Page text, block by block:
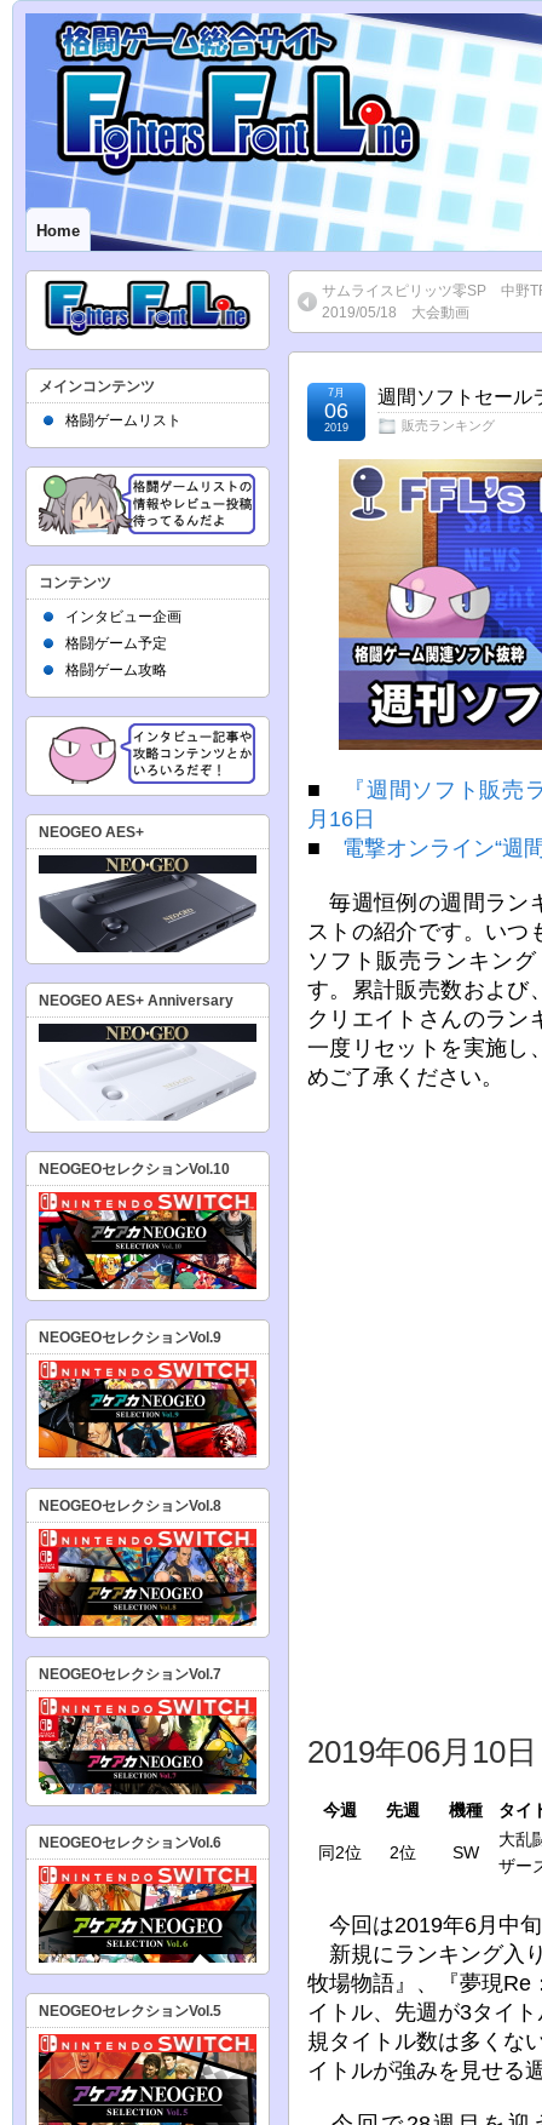
Home
サムライスピリッツ零SP 中
2019/05/18 大会動画
週間ソフトセール
販売ランキング
7月
06
2019
■
『週間ソフト販売
月16日
■ 電撃オンライン“週
毎週恒例の週間ラン
ストの紹介です。いつ
ソフト販売ランキン
す。累計販売数および
クリエイトさんのラン
一度リセットを実施し
めご了承ください。
2019年06月10
今週 先週 機種 タイ
同2位 2位 SW
大乱
ザー
今回は2019年6月中
新規にランキング入
牧場物語』、『夢現Re
イトル、先週が3タイ
規タイトル数は多くな
イトルが強みを見せる
メインコンテンツ
格闘ゲームリスト
コンテンツ
インタビュー企画
格闘ゲーム予定
格闘ゲーム攻略
NEOGEO AES+
NEOGEO AES+ Anniversary
NEOGEOセレクションVol.10
NEOGEOセレクションVol.9
NEOGEOセレクションVol.8
NEOGEOセレクションVol.7
NEOGEOセレクションVol.6
NEOGEOセレクションVol.5